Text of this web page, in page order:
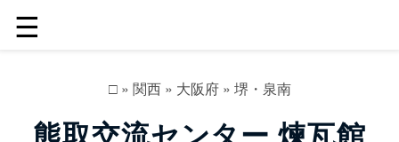
☰
□» 関西» 大阪府» 堺・泉南